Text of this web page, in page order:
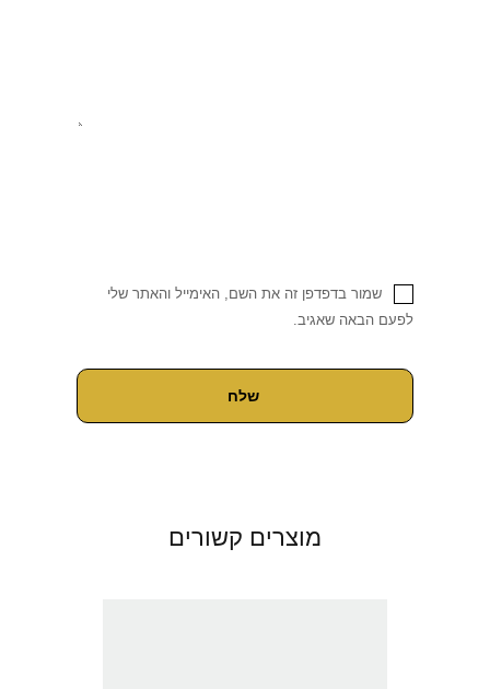
שמור בדפדפן זה את השם, האימייל והאתר שלי
לפעם הבאה שאגיב.
מוצרים קשורים